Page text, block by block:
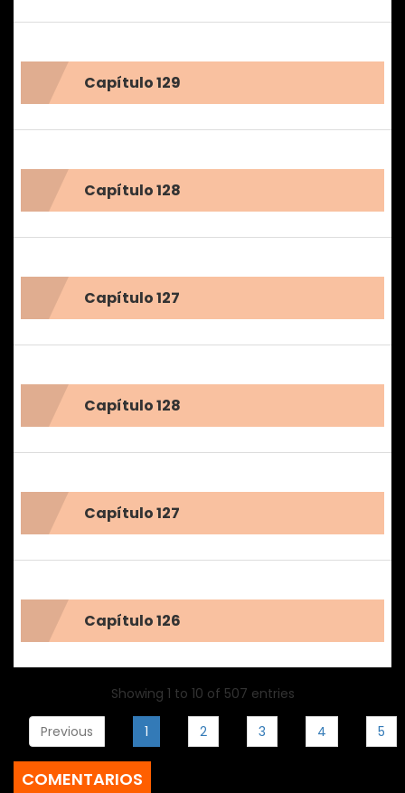
Capítulo 129
Capítulo 128
Capítulo 127
Capítulo 128
Capítulo 127
Capítulo 126
Showing 1 to 10 of 507 entries
Previous 1 2 3 4 5
COMENTARIOS